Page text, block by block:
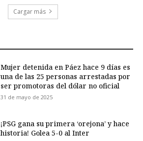
Cargar más
Mujer detenida en Páez hace 9 días es
una de las 25 personas arrestadas por
ser promotoras del dólar no oficial
31 de mayo de 2025
¡PSG gana su primera ‘orejona’ y hace
historia! Golea 5-0 al Inter